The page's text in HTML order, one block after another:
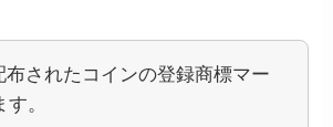
布されたコインの登録商標マー
。